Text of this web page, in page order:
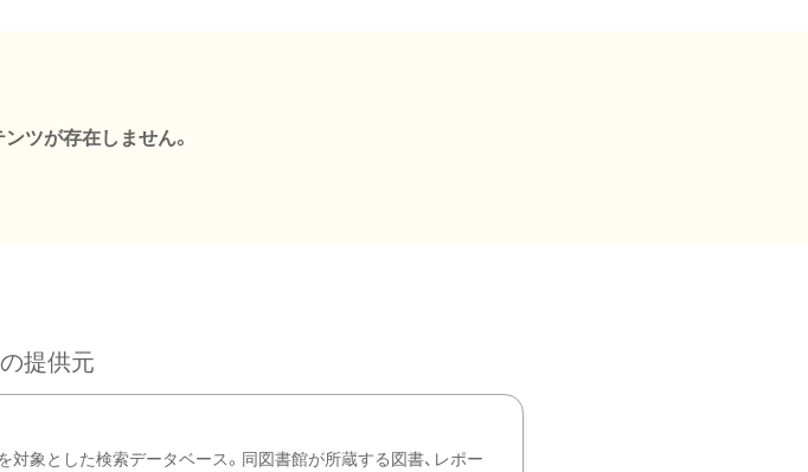
ツが存在しません。
提供元
象とした検索データベース。同図書館が所蔵する図書、レポー